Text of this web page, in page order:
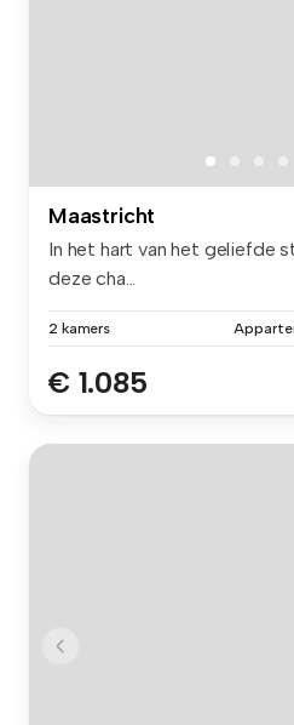
Maastricht
In het hart van het geliefde
deze cha...
2 kamers
€ 1.085